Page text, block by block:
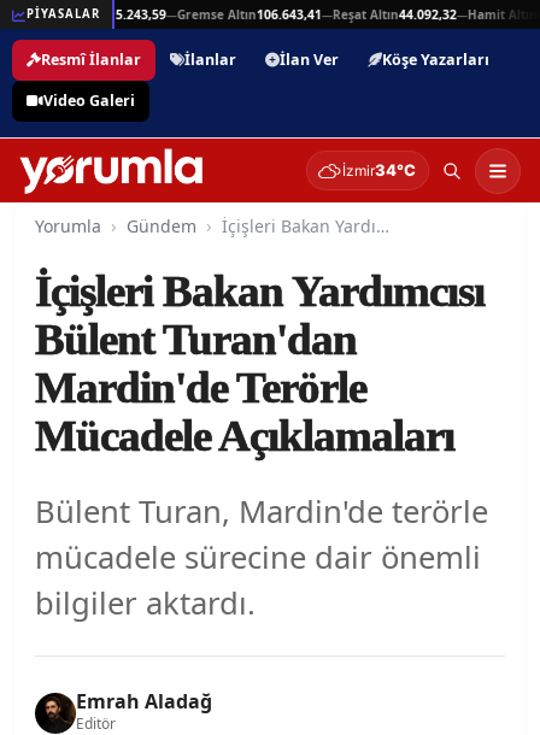
PİYASALAR
— Beşli Altın215.243,59—Gremse Altın106.643,41—Reşat Altın44.092,32—Hamit Altın
Resmî İlanlar İlanlar İlan Ver
Köşe Yazarları
Video Galeri
İzmir34°C
Yorumla Gündem İçişleri Bakan Yardımcısı Bülent Turan'dan Mardin'de Terörle Mücadele Açıklamaları
İçişleri Bakan Yardımcısı
Bülent Turan'dan
Mardin'de Terörle
Mücadele Açıklamaları
Bülent Turan, Mardin'de terörle
mücadele sürecine dair önemli
bilgiler aktardı.
Emrah Aladağ
Editör